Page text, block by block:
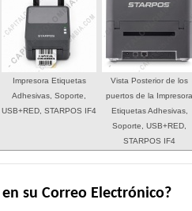
Impresora Etiquetas
Adhesivas, Soporte,
USB+RED, STARPOS IF4
Vista Posterior de los
puertos de la
Etiquetas Adhesivas,
Soporte, USB+RED,
STARPOS IF4
su Correo Electrónico?